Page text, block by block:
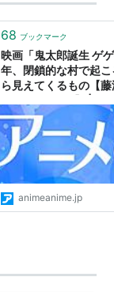
68 ブックマーク
映画「鬼太郎誕生 ゲ
年、閉鎖的な村で起
ら見えてくるもの【
animeanime.jp